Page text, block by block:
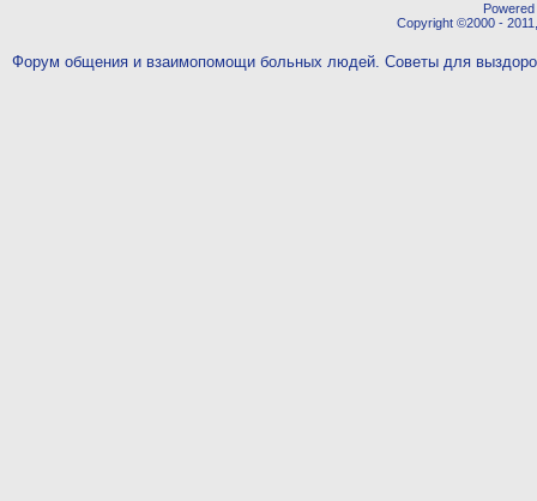
Copyright ©2000 -
Форум общения и взаимопомощи больных людей. Советы для